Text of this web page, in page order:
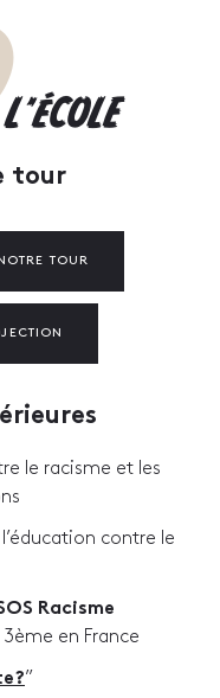
tour
TOUR
le racisme et les
contre le
Racisme
en France
”